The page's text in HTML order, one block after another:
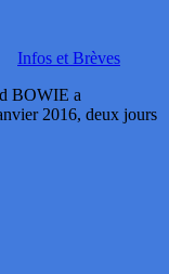
Infos et Brèves
BOWIE a
2016, deux jours